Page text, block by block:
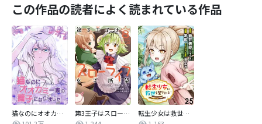
この作品の読者によく読まれている作品
猫なのにオオカミ一家の養子になりました
第3王子はスローライフをご所望
転生少女は救世を望まれる 平穏を目指した私は世界の重要人物だったようです 【連載版】